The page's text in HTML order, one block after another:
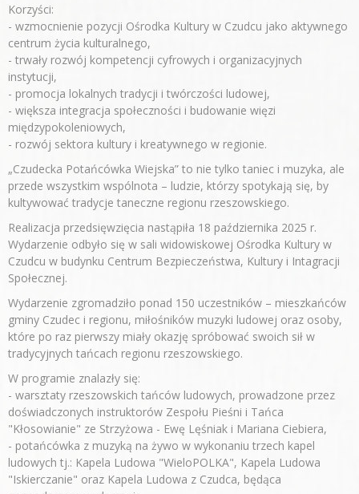
Korzyści:
- wzmocnienie pozycji Ośrodka Kultury w Czudcu jako aktywnego
centrum życia kulturalnego,
- trwały rozwój kompetencji cyfrowych i organizacyjnych
instytucji,
- promocja lokalnych tradycji i twórczości ludowej,
- większa integracja społeczności i budowanie więzi
międzypokoleniowych,
- rozwój sektora kultury i kreatywnego w regionie.
„Czudecka Potańcówka Wiejska” to nie tylko taniec i muzyka, ale
przede wszystkim wspólnota – ludzie, którzy spotykają się, by
kultywować tradycje taneczne regionu rzeszowskiego.
Realizacja przedsięwzięcia nastąpiła 18 października 2025 r.
Wydarzenie odbyło się w sali widowiskowej Ośrodka Kultury w
Czudcu w budynku Centrum Bezpieczeństwa, Kultury i Intagracji
Społecznej.
Wydarzenie zgromadziło ponad 150 uczestników – mieszkańców
gminy Czudec i regionu, miłośników muzyki ludowej oraz osoby,
które po raz pierwszy miały okazję spróbować swoich sił w
tradycyjnych tańcach regionu rzeszowskiego.
W programie znalazły się:
- warsztaty rzeszowskich tańców ludowych, prowadzone przez
doświadczonych instruktorów Zespołu Pieśni i Tańca
"Kłosowianie" ze Strzyżowa - Ewę Lęśniak i Mariana Ciebiera,
- potańcówka z muzyką na żywo w wykonaniu trzech kapel
ludowych tj.: Kapela Ludowa "WieloPOLKA", Kapela Ludowa
"Iskierczanie" oraz Kapela Ludowa z Czudca, będąca